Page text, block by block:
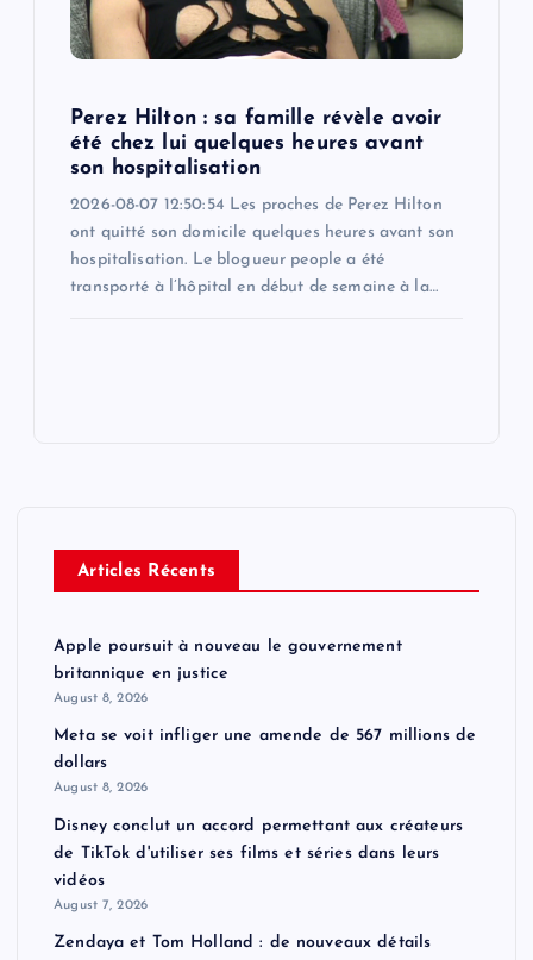
Perez Hilton : sa famille révèle avoir
été chez lui quelques heures avant
son hospitalisation
2026-08-07 12:50:54 Les proches de Perez Hilton
ont quitté son domicile quelques heures avant son
hospitalisation. Le blogueur people a été
transporté à l’hôpital en début de semaine à la…
Articles Récents
Apple poursuit à nouveau le gouvernement
britannique en justice
August 8, 2026
Meta se voit infliger une amende de 567 millions de
dollars
August 8, 2026
Disney conclut un accord permettant aux créateurs
de TikTok d'utiliser ses films et séries dans leurs
vidéos
August 7, 2026
Zendaya et Tom Holland : de nouveaux détails